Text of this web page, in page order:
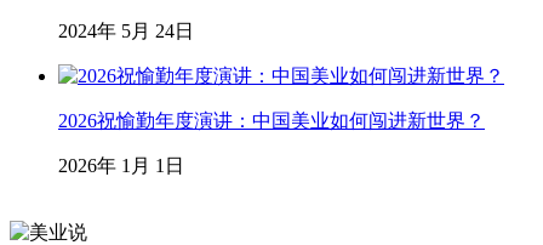
2024年 5月 24日
2026祝愉勤年度演讲：中国美业如何闯进新世界？
2026年 1月 1日